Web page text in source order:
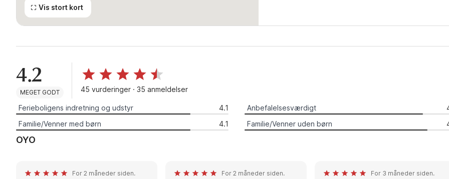
Vis stort kort
4.2
MEGET GODT 45 vurderinger · 35 anmeldelser
Ferieboligens indretning og udstyr 4.1 Anbefalelsesværdigt
Familie/Venner med børn
4.1 Familie/Venner uden børn
OYO
For 2 måneder siden. For 2 måneder siden. For 3 måneder siden.